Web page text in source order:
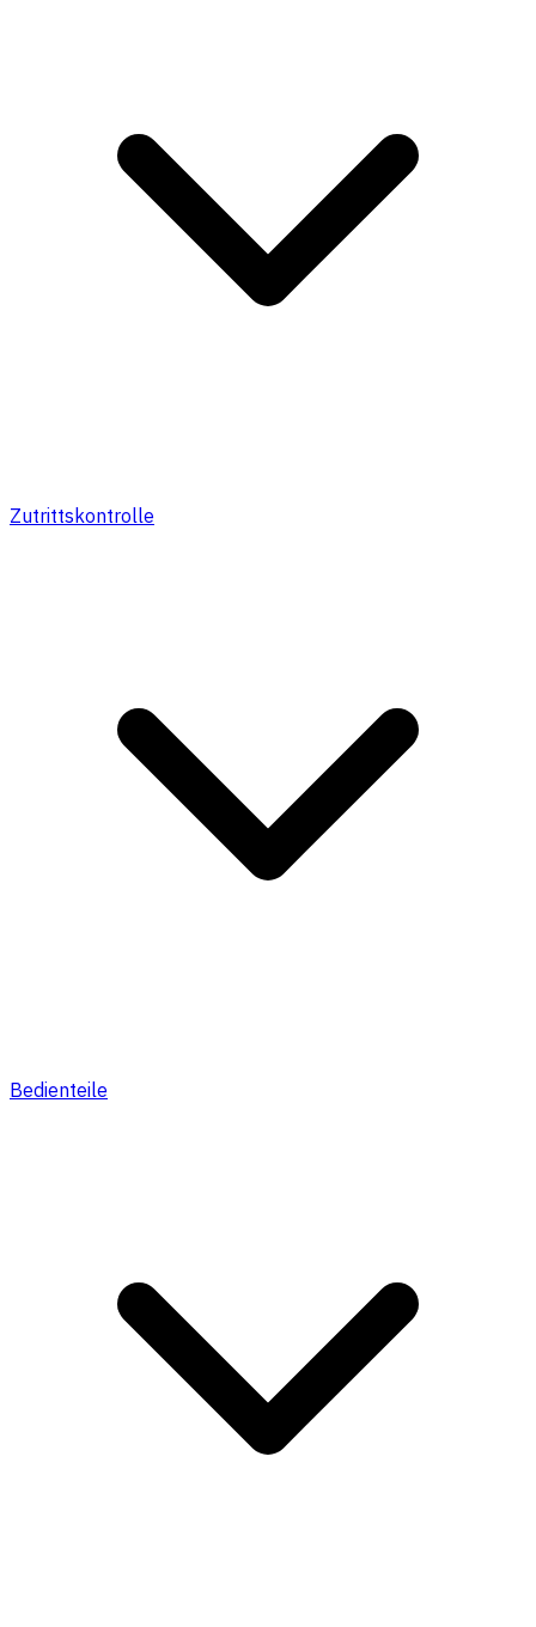
Zutrittskontrolle
Bedienteile